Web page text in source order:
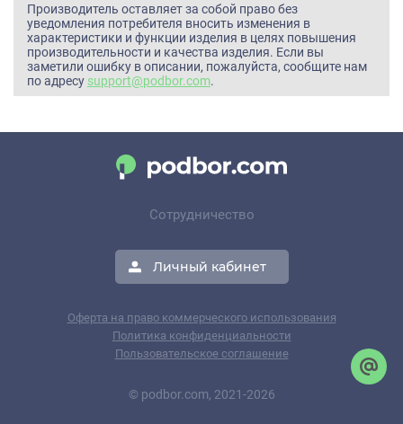
Производитель оставляет за собой право без
уведомления потребителя вносить изменения в
характеристики и функции изделия в целях повышения
производительности и качества изделия. Если вы
заметили ошибку в описании, пожалуйста, сообщите нам
по адресу support@podbor.com.
Сотрудничество
Личный кабинет
Оферта на право коммерческого использования
Политика конфиденциальности
Пользовательское соглашение
© podbor.com, 2021-2026